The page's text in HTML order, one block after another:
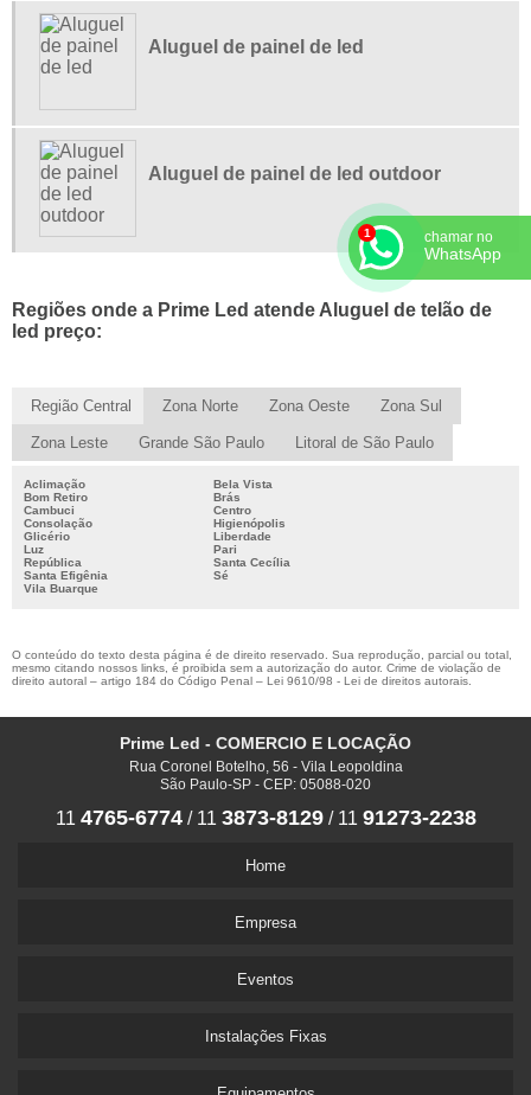
PAINEL DE LED PARA EVENTOS
PAINEL DE LED PARA PROPAGANDA
PAINEL DE LED VENDA
PAINEL LED INDOOR PREÇO
Aluguel de painel de led
Aluguel de painel de led outdoor
Regiões onde a Prime Led atende Aluguel de telão de
led preço:
Região Central Zona Norte Zona Oeste Zona Sul
Zona Leste Grande São Paulo Litoral de São Paulo
Aclimação
Bela Vista
Bom Retiro
Brás
Cambuci
Centro
Consolação
Higienópolis
Glicério
Liberdade
Luz
Pari
República
Santa Cecília
Santa Efigênia
Sé
Vila Buarque
O conteúdo do texto desta página é de direito reservado. Sua reprodução, parcial ou total,
mesmo citando nossos links, é proibida sem a autorização do autor. Crime de violação de
direito autoral – artigo 184 do Código Penal – Lei 9610/98 - Lei de direitos autorais
Prime Led - COMERCIO E LOCAÇÃO
Rua Coronel Botelho, 56 - Vila Leopoldina
São Paulo-SP - CEP: 05088-020
11 4765-6774/ 11 3873-8129/ 11 91273-2238
Home
Empresa
Eventos
Instalações Fixas
chamar no
WhatsApp